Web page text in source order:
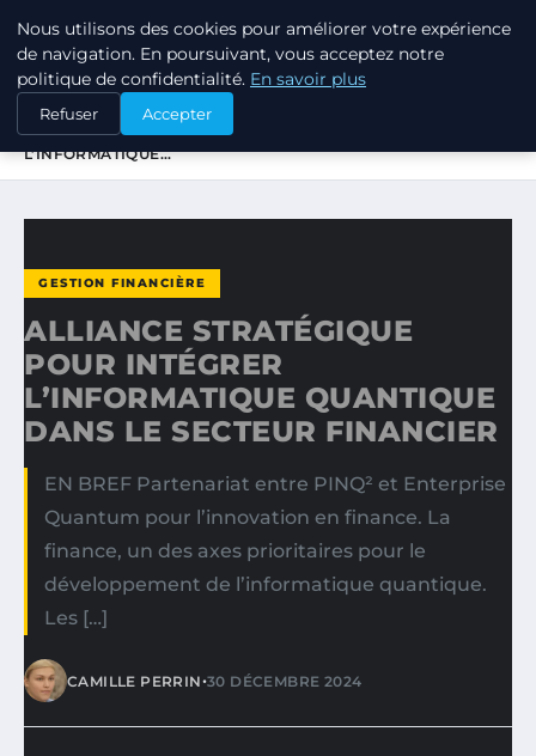
TUEZ-LES TOUS
ACCUEIL
GESTION FINANCIÈRE
ALLIANCE STRATÉGIQUE POUR INTÉGRER
L’INFORMATIQUE…
GESTION FINANCIÈRE
ALLIANCE STRATÉGIQUE
POUR INTÉGRER
L’INFORMATIQUE QUANTIQUE
DANS LE SECTEUR FINANCIER
EN BREF Partenariat entre PINQ² et Enterprise
Quantum pour l’innovation en finance. La
finance, un des axes prioritaires pour le
développement de l’informatique quantique.
Les […]
CAMILLE PERRIN•30 DÉCEMBRE 2024
Nous utilisons des cookies pour améliorer votre expérience
de navigation. En poursuivant, vous acceptez notre
politique de confidentialité. En savoir plus
Refuser Accepter